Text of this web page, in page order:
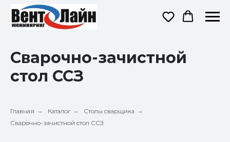
Сварочно-зачистной
стол ССЗ
Главная → Каталог → Столы сварщика →
Сварочно-зачистной стол ССЗ